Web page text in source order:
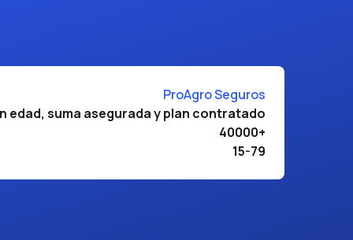
ProAgro Seguros
edad, suma asegurada y plan contratado
40000+
15-79